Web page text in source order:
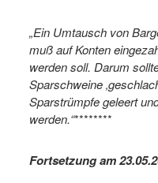
„Ein Umtausch von
muß auf Konten
werden soll. Darum
Sparschweine
Sparstrümpfe geleert
werden.“********
Fortsetzung am